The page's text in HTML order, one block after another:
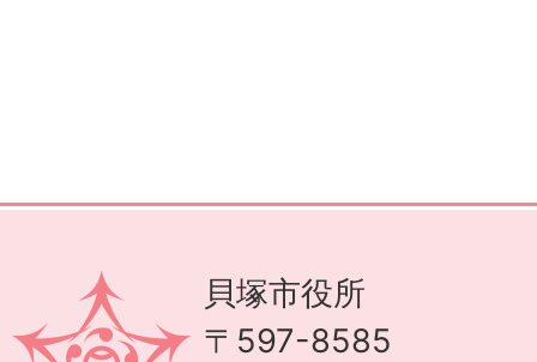
貝塚市役所
〒597-8585